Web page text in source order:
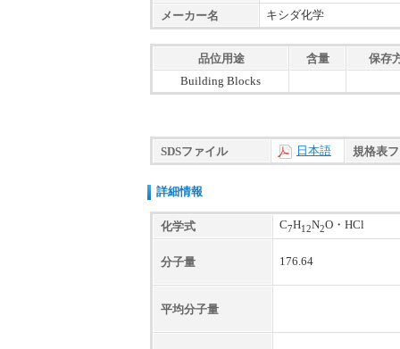
メーカー名 キシダ化学
品位用途 含量
保存
Building Blocks
SDSファイル 日本語 規格表
詳細情報
化学式 C7H12N2O・HCl
分子量 176.64
平均分子量